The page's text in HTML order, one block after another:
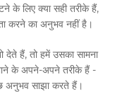
के लिए क्या सही तरीके हैं,
करने का अनुभव नहीं है।
हैं, तो हमें उसका सामना
के अपने-अपने तरीके हैं -
अनुभव साझा करते हैं।